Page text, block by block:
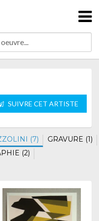
SUIVRE CET ARTISTE
(7)
GRAVURE (1)
(2)